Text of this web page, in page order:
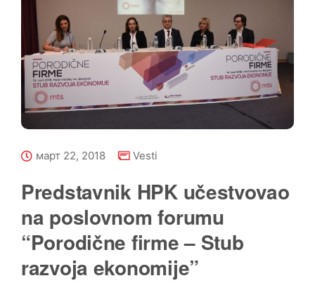
март 22, 2018 Vesti
Predstavnik HPK učestvovao
na poslovnom forumu
“Porodične firme – Stub
razvoja ekonomije”